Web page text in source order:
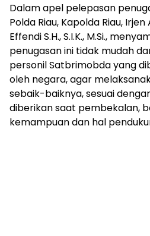
Dalam apel pelepasan
Polda Riau, Kapolda Riau,
Effendi S.H., S.I.K., M.Si.,
penugasan ini tidak mudah
personil Satbrimobda yang
oleh negara, agar
sebaik-baiknya, sesuai
diberikan saat pembekalan,
kemampuan dan hal